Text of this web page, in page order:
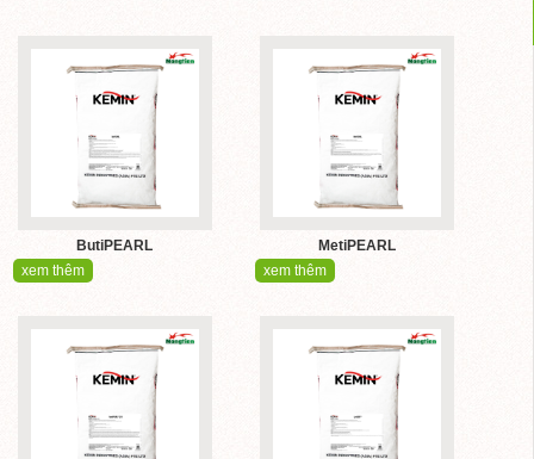
ButiPEARL
xem thêm
MetiPEARL
xem thêm